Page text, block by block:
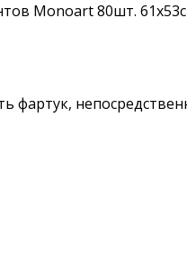
Monoart 80шт.
фартук,